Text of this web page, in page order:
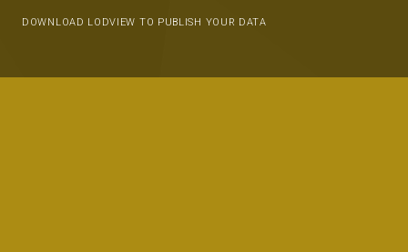
DOWNLOAD LODVIEW TO PUBLISH YOUR DATA